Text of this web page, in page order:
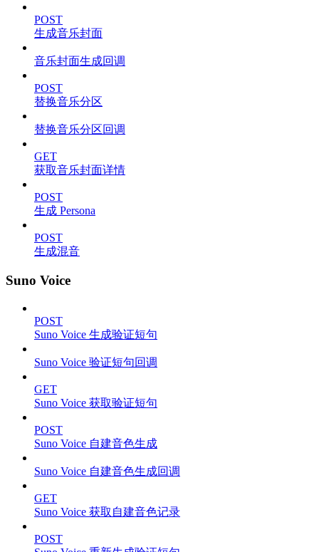
POST
生成音乐封面
音乐封面生成回调
POST
替换音乐分区
替换音乐分区回调
GET
获取音乐封面详情
POST
生成 Persona
POST
生成混音
Suno Voice
POST
Suno Voice 生成验证短句
Suno Voice 验证短句回调
GET
Suno Voice 获取验证短句
POST
Suno Voice 自建音色生成
Suno Voice 自建音色生成回调
GET
Suno Voice 获取自建音色记录
POST